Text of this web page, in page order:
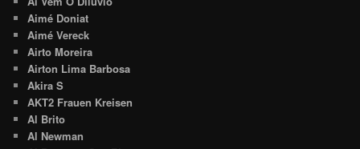
Aimé Doniat
Aimé Vereck
Airto Moreira
Airton Lima Barbosa
Akira S
AKT2 Frauen Kreisen
Al Brito
Al Newman